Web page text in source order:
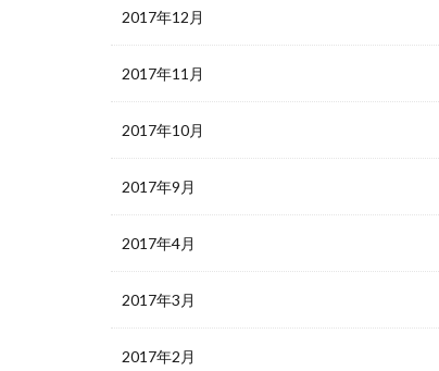
2017年12月
2017年11月
2017年10月
2017年9月
2017年4月
2017年3月
2017年2月